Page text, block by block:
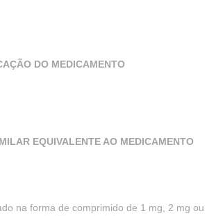
DO MEDICAMENTO
EQUIVALENTE AO MEDICAMENTO
na forma de comprimido de 1 mg, 2 mg ou